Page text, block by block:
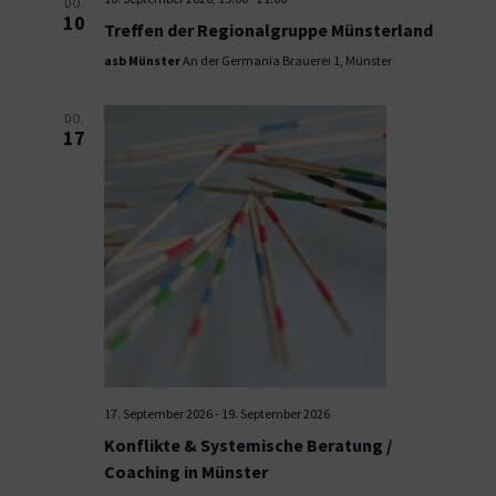
DO.
10 Treffen der Regionalgruppe Münsterland
asb MünsterAn der Germania Brauerei 1, Münster
DO.
17
17. September 2026- 19. September 2026
Konflikte & Systemische Beratung /
Coaching in Münster